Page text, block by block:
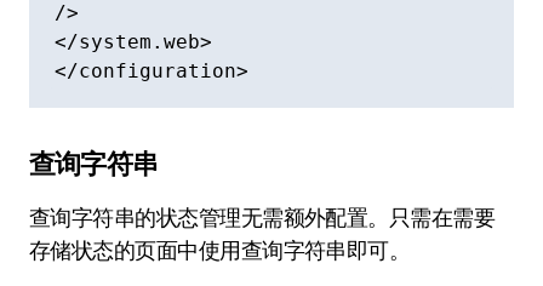
/>
</system.web>
</configuration>
查询字符串
查询字符串的状态管理无需额外配置。只需在需要
存储状态的页面中使用查询字符串即可。